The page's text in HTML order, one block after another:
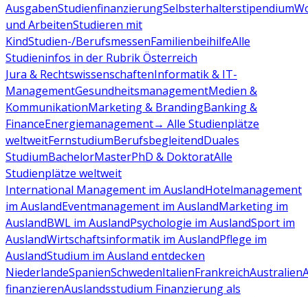
AusgabenStudienfinanzierungSelbsterhalterstipendium
und ArbeitenStudieren mit
KindStudien-/BerufsmessenFamilienbeihilfeAlle
Studieninfos in der Rubrik Österreich
Jura & RechtswissenschaftenInformatik & IT-
ManagementGesundheitsmanagementMedien &
KommunikationMarketing & BrandingBanking &
FinanceEnergiemanagement→ Alle Studienplätze
weltweitFernstudiumBerufsbegleitendDuales
StudiumBachelorMasterPhD & DoktoratAlle
Studienplätze weltweit
International Management im AuslandHotelmanagement
im AuslandEventmanagement im AuslandMarketing im
AuslandBWL im AuslandPsychologie im AuslandSport im
AuslandWirtschaftsinformatik im AuslandPflege im
AuslandStudium im Ausland entdecken
NiederlandeSpanienSchwedenItalienFrankreichAustralien
finanzierenAuslandsstudium Finanzierung als